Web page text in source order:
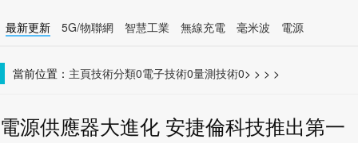
最新更新 5G/物聯網 智慧工業 無線充電 毫米波
電源
當前位置： 主頁 >
技術分類0 >
電子技術0 >
量測技術0 >
電源供應器大進化 安捷倫科技推出第一